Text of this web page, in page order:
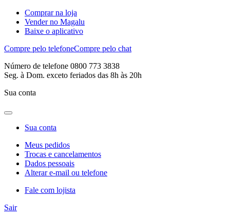
Comprar na loja
Vender no Magalu
Baixe o aplicativo
Compre pelo telefoneCompre pelo chat
Número de telefone 0800 773 3838
Seg. à Dom. exceto feriados das 8h às 20h
Sua conta
Sua conta
Meus pedidos
Trocas e cancelamentos
Dados pessoais
Alterar e-mail ou telefone
Fale com lojista
Sair